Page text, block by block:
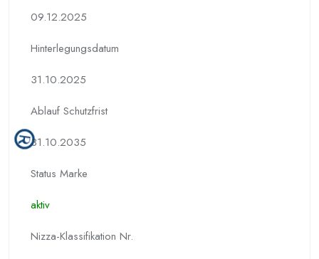
09.12.2025
Hinterlegungs­datum
31.10.2025
Ablauf Schutzfrist
31.10.2035
Status Marke
aktiv
Nizza-Klassifikation Nr.